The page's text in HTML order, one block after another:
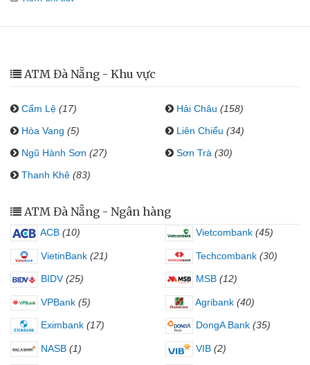
ATM Đà Nẵng - Khu vực
Cẩm Lệ (17) Hải Châu (158)
Hòa Vang (5) Liên Chiểu (34)
Ngũ Hành Sơn (27) Sơn Trà (30)
Thanh Khê (83)
ATM Đà Nẵng - Ngân hàng
ACB (10) Vietcombank (45)
VietinBank (21) Techcombank (30)
BIDV (25) MSB (12)
VPBank (5) Agribank (40)
Eximbank (17) DongA Bank (35)
NASB (1) VIB (2)